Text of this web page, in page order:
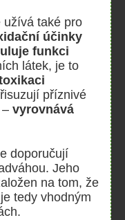
užívá také pro
účinky
funkci
látek, je to
příznivé
– vyrovnává
doporučují
Jeho
na tom, že
tedy vhodným